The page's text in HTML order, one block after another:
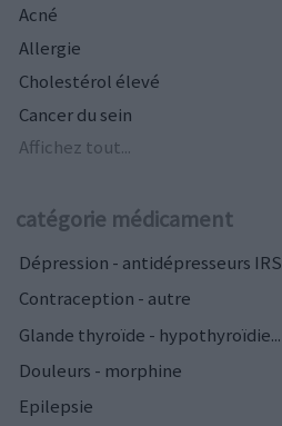
Acné
Allergie
Cholestérol élevé
Cancer du sein
Affichez tout...
catégorie médicament
Dépression - antidépresseurs IRS
Contraception - autre
Glande thyroïde - hypothyroïdie...
Douleurs - morphine
Epilepsie